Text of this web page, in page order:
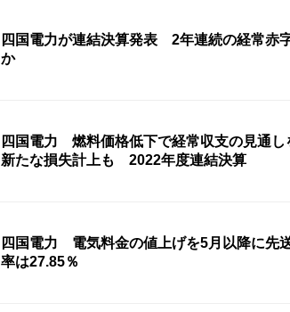
四国電力が連結決算発表 2年連続の経常赤
か
四国電力 燃料価格低下で経常収支の見通
新たな損失計上も 2022年度連結決算
四国電力 電気料金の値上げを5月以降に先
率は27.85％